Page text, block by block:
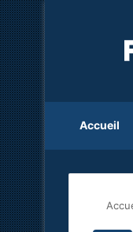
Accueil